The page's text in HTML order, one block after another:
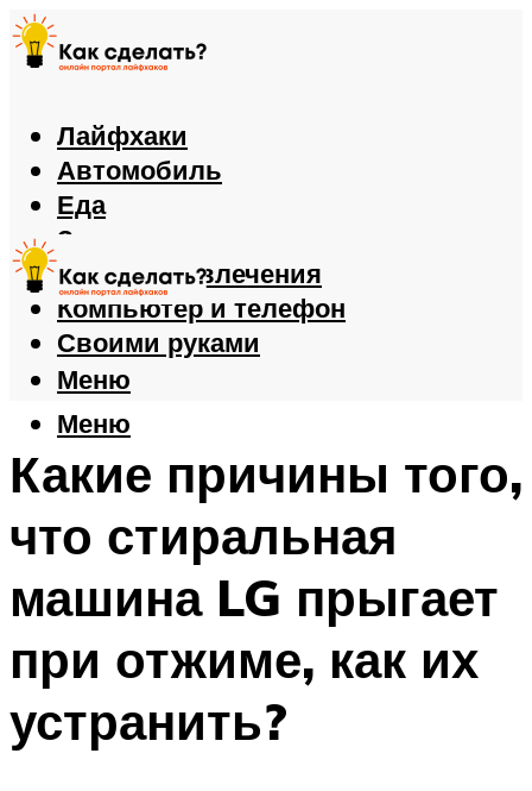
Лайфхаки
Автомобиль
Еда
Здоровье
Игры и развлечения
Компьютер и телефон
Своими руками
Меню
Меню
Какие причины того,
что стиральная
машина LG прыгает
при отжиме, как их
устранить?